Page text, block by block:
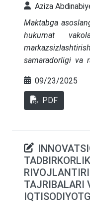
korxonalarda
energiya
ko‘rsatkichlarining
Aziza
Maktabga
hukumat
samaradorligi va
institutsional
va raqobat,
Amaliy shakllari
farqlanadi.
maktablari
xizmatlari va
bo‘yicha
boshqaruv
09/23/2025
PDF
TAJRIBALARI